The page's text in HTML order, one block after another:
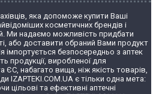
яка допоможе купити Ваші
косметичних брендів і
Ми надаємо можливість придбати
або доставити обраний Вами продукт
імпортується безпосередньо з аптек
продукції, виробленої для
ЄС, набагато вища, ніж якість товарів,
IZAPTEKI.COM.UA є тільки одна мета:
цільові та ефективні аптечні